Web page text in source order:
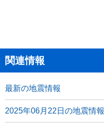
関連情報
最新の地震情報
2025年06月22日の地震情報